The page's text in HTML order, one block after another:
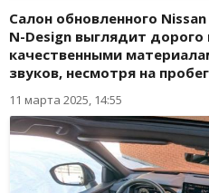
Салон обновленного
N-Design выглядит дорого
качественными
звуков, несмотря на
11 марта 2025, 14:55